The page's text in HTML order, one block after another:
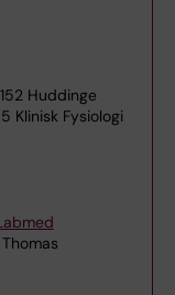
Huddinge
Klinisk Fysiologi